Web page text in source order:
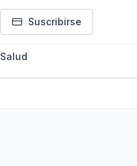
Suscribirse
Salud